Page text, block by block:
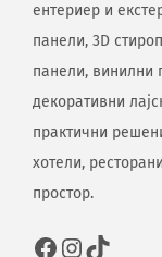
ентериер и
панели, 3D
панели, винилни
декоративни
практични
хотели,
простор.